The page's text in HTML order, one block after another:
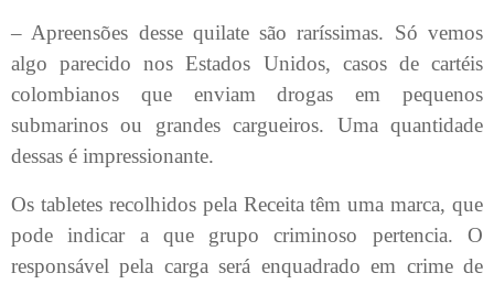
– Apreensões desse quilate são raríssimas. Só vemos
algo parecido nos Estados Unidos, casos de cartéis
colombianos que enviam drogas em pequenos
submarinos ou grandes cargueiros. Uma quantidade
dessas é impressionante.
Os tabletes recolhidos pela Receita têm uma marca, que
pode indicar a que grupo criminoso pertencia. O
responsável pela carga será enquadrado em crime de